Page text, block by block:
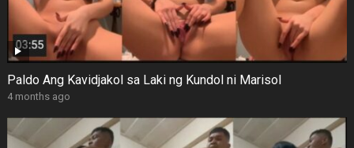
Paldo Ang Kavidjakol sa Laki ng Kundol ni Marisol
4 months ago